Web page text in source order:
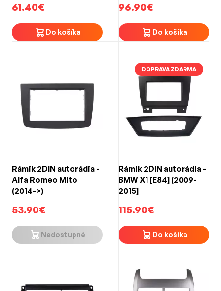
61.40€
Do košíka
96.90€
Do košíka
Rámik 2DIN autorádia -
Alfa Romeo Mito
(2014->)
53.90€
Nedostupné
DOPRAVA ZDARMA
Rámik 2DIN autorádia -
BMW X1 [E84] (2009-
2015]
115.90€
Do košíka